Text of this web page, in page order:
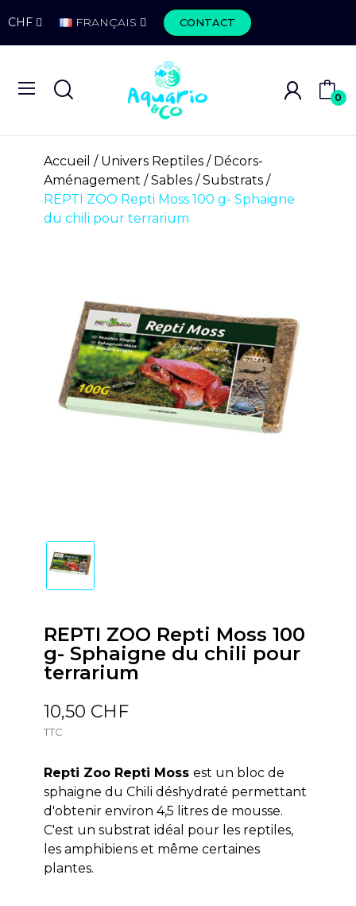
CHF FRANÇAIS CONTACT
0
Accueil Univers Reptiles
Décors-
Aménagement
Sables / Substrats
REPTI ZOO Repti Moss 100 g- Sphaigne
du chili pour terrarium
REPTI ZOO Repti Moss 100
g- Sphaigne du chili pour
terrarium
10,50 CHF
TTC
Repti Zoo Repti Moss est un bloc de
sphaigne du Chili déshydraté permettant
d'obtenir environ 4,5 litres de mousse.
C'est un substrat idéal pour les reptiles,
les amphibiens et même certaines
plantes.